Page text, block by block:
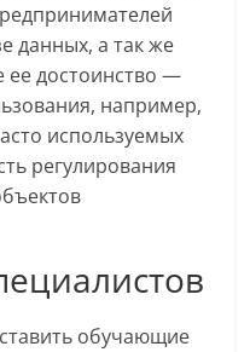
данных, а так же
ее достоинство —
например,
используемых
регулирования
обучающие